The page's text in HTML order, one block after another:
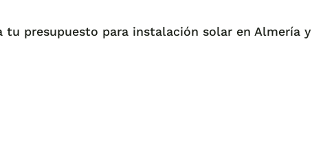
tu presupuesto para instalación solar en Almería y